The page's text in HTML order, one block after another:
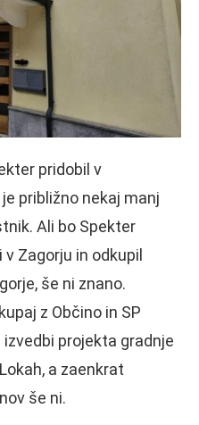
pridobil v
približno nekaj manj
Ali bo Spekter
Zagorju in odkupil
še ni znano.
z Občino in SP
projekta gradnje
a zaenkrat
še ni.